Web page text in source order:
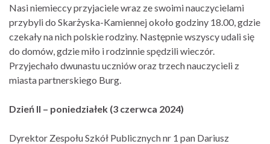
Nasi niemieccy przyjaciele wraz ze swoimi nauczycielami
przybyli do Skarżyska-Kamiennej około godziny 18.00, gdzie
czekały na nich polskie rodziny. Następnie wszyscy udali się
do domów, gdzie miło i rodzinnie spędzili wieczór.
Przyjechało dwunastu uczniów oraz trzech nauczycieli z
miasta partnerskiego Burg.
Dzień II – poniedziałek (3 czerwca 2024)
Dyrektor Zespołu Szkół Publicznych nr 1 pan Dariusz